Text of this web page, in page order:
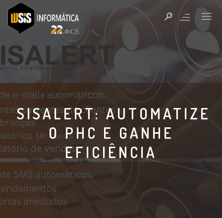
SISALERT: AUTOMATIZE
O PHC E GANHE
EFICIÊNCIA